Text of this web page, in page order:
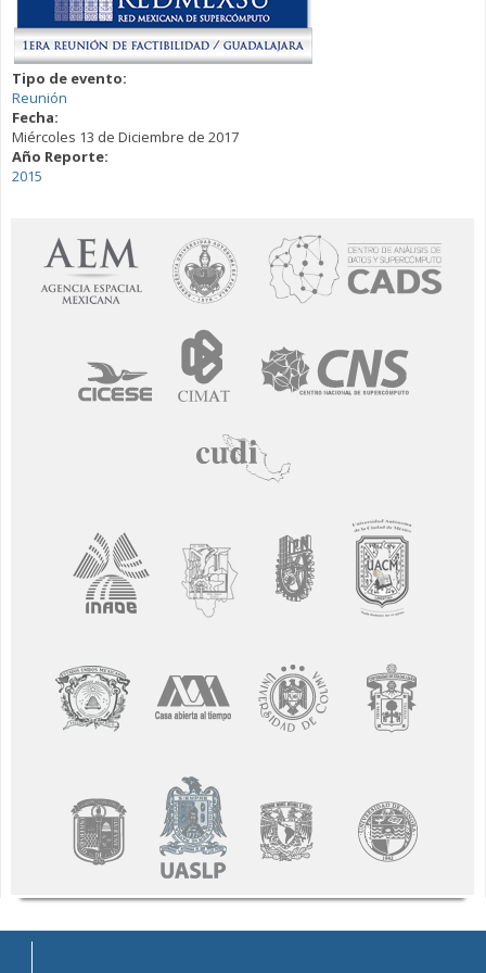
Tipo de evento:
Reunión
Fecha:
Miércoles 13 de Diciembre de 2017
Año Reporte:
2015